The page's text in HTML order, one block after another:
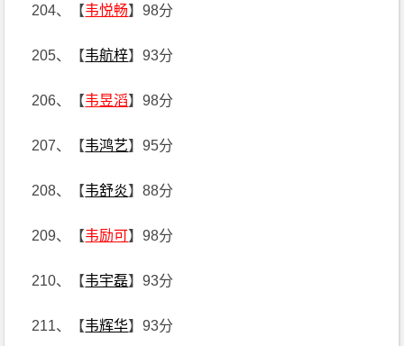
204、【韦悦畅】98分
205、【韦航梓】93分
206、【韦昱滔】98分
207、【韦鸿艺】95分
208、【韦舒炎】88分
209、【韦励可】98分
210、【韦宇磊】93分
211、【韦辉华】93分